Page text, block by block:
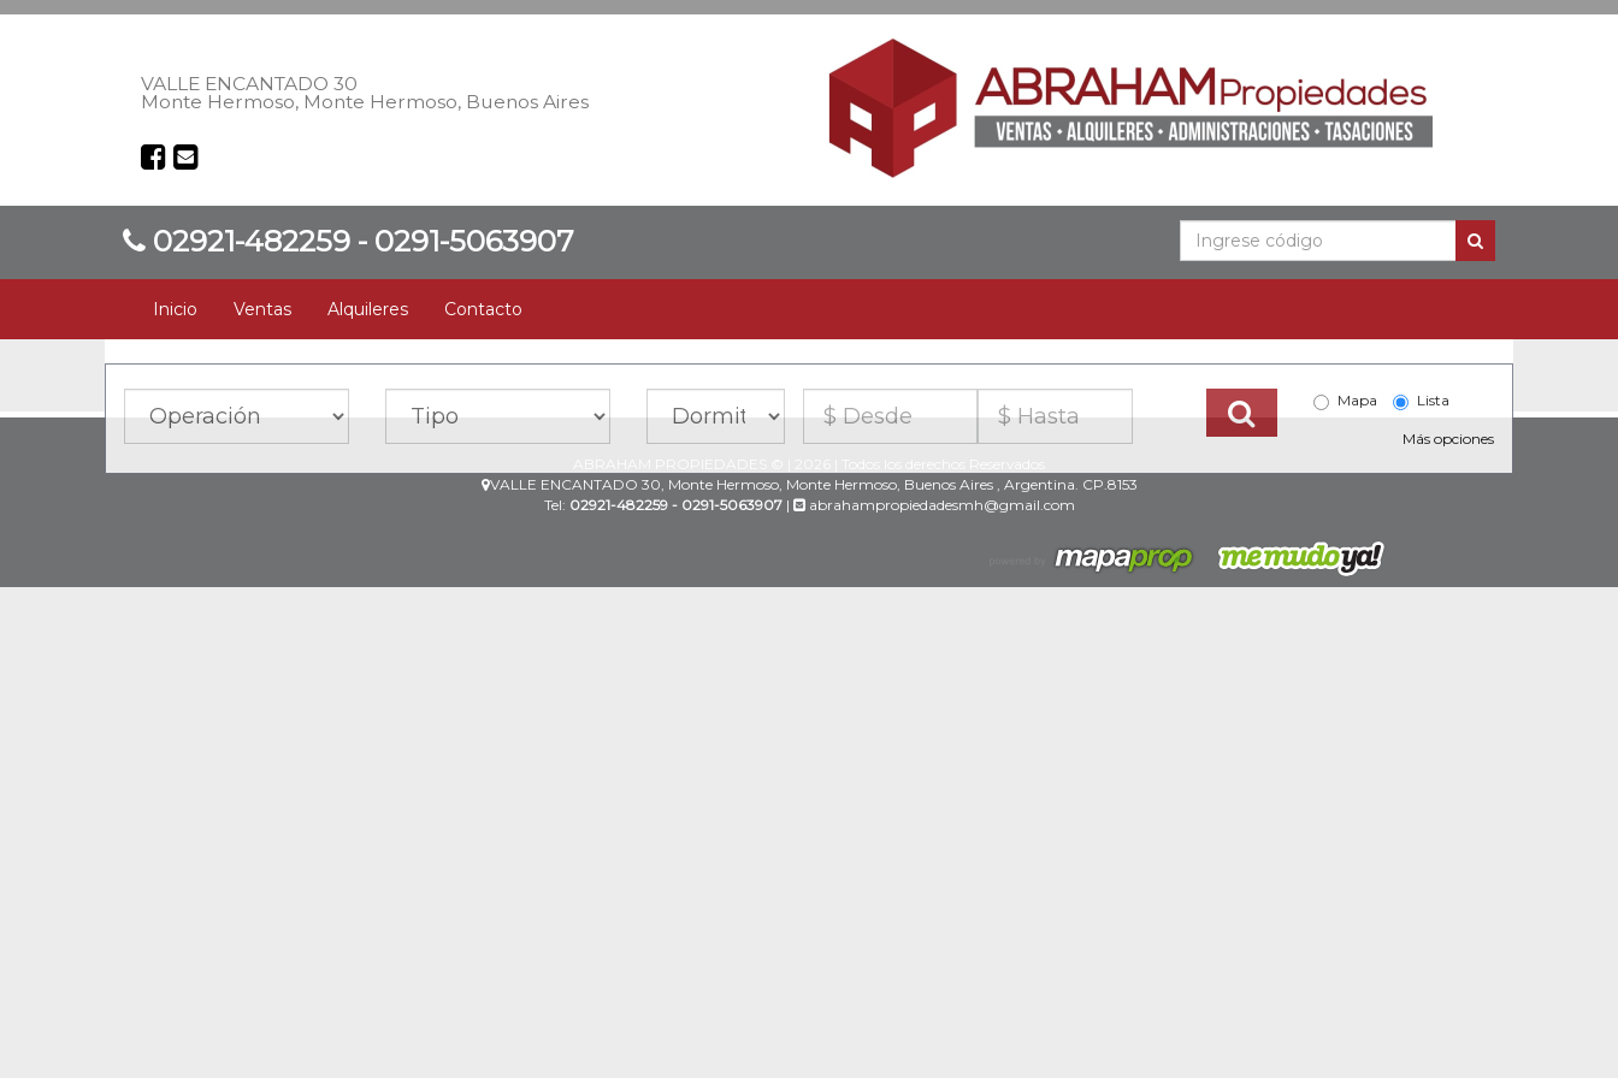
VALLE ENCANTADO 30
Monte Hermoso, Monte Hermoso, Buenos Aires
02921-482259 - 0291-5063907
Inicio Ventas Alquileres Contacto
Mapa Lista
Más opciones
VALLE ENCANTADO 30, Monte Hermoso, Monte Hermoso, Buenos Aires , Argentina. CP.8153
Tel: 02921-482259 - 0291-5063907| abrahampropiedadesmh@gmail.com